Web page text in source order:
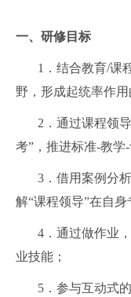
一、研修目标
1．结合教育/课
野，形成起统率作用
2．通过课程领
考”，推进标准-教学-
3．借用案例分
解“课程领导”在自身
4．通过做作业
业技能；
5．参与互动式